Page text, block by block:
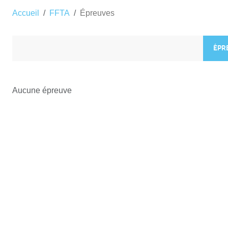
Accueil FFTA Épreuves
Aucune épreuve